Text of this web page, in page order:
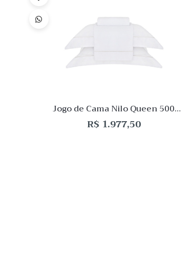
Jogo de Cama Nilo Queen 500
fios Buddemeyer Luxus
R$ 1.977,50